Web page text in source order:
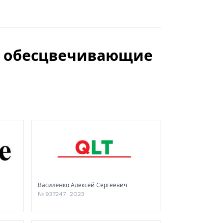
обесцвечивающие
Василенко Алексей Сергеевич
№ 937247 · 2023